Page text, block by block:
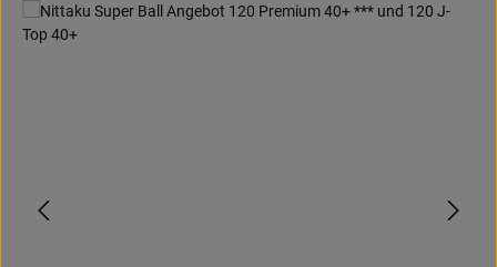
Bildergalerie überspringen